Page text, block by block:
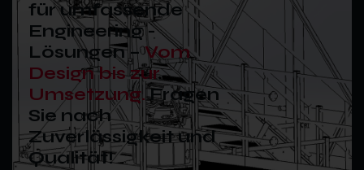
für umfassende
Engineering -
Lösungen –Vom
Design bis zur
Umsetzung.Fragen
Sie nach
Zuverlässigkeit und
Qualität!